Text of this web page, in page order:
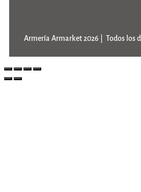
Armería Armarket 2026 | Todos los